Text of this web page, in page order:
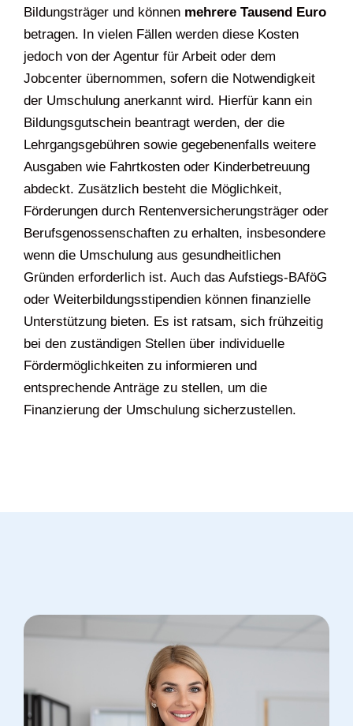
Bildungsträger und können mehrere Tausend Euro
betragen. In vielen Fällen werden diese Kosten
jedoch von der Agentur für Arbeit oder dem
Jobcenter übernommen, sofern die Notwendigkeit
der Umschulung anerkannt wird. Hierfür kann ein
Bildungsgutschein beantragt werden, der die
Lehrgangsgebühren sowie gegebenenfalls weitere
Ausgaben wie Fahrtkosten oder Kinderbetreuung
abdeckt. Zusätzlich besteht die Möglichkeit,
Förderungen durch Rentenversicherungsträger oder
Berufsgenossenschaften zu erhalten, insbesondere
wenn die Umschulung aus gesundheitlichen
Gründen erforderlich ist. Auch das Aufstiegs-BAföG
oder Weiterbildungsstipendien können finanzielle
Unterstützung bieten. Es ist ratsam, sich frühzeitig
bei den zuständigen Stellen über individuelle
Fördermöglichkeiten zu informieren und
entsprechende Anträge zu stellen, um die
Finanzierung der Umschulung sicherzustellen.